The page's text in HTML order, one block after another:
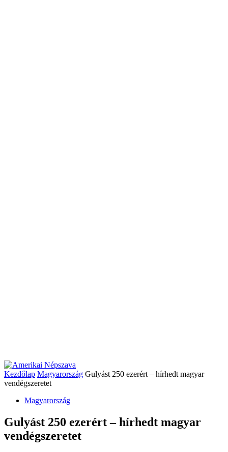
Kezdőlap Magyarország Gulyást 250 ezerért – hírhedt magyar
vendégszeretet
Magyarország
Gulyást 250 ezerért – hírhedt magyar
vendégszeretet